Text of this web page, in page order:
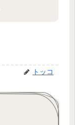
トッコ